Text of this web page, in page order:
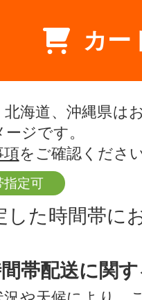
カー
海道、沖縄県は
ジです。
項をご確認ください
指定可
した時間帯に
帯配送に関